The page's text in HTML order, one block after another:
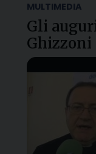
MULTIMEDIA
Gli
Ghizzoni